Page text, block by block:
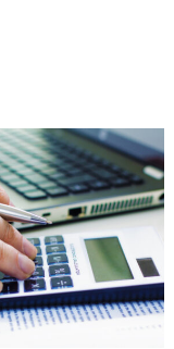
El TJUE se
sobre
la normativa
vulnera la
con los
públicos